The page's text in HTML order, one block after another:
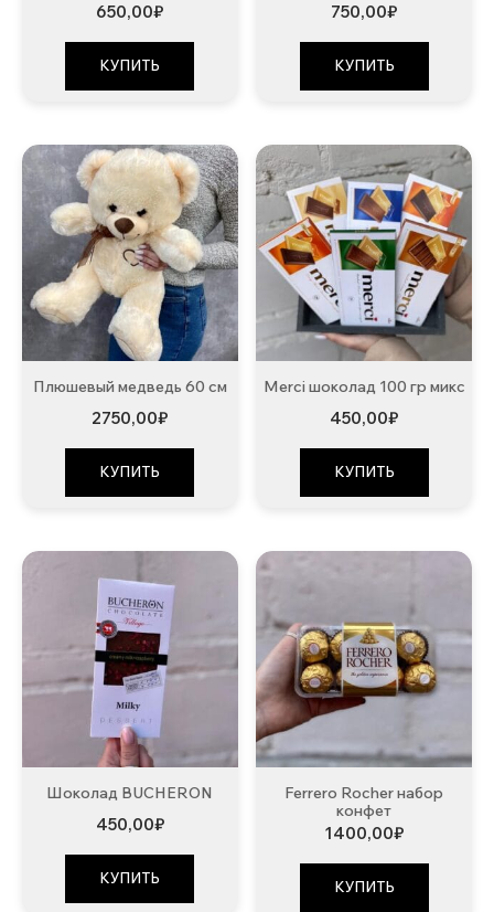
650,00₽
КУПИТЬ
750,00₽
КУПИТЬ
Плюшевый медведь 60 см
2750,00₽
КУПИТЬ
Merci шоколад 100 гр микс
450,00₽
КУПИТЬ
Шоколад BUCHERON
450,00₽
КУПИТЬ
Ferrero Rocher набор
конфет
1400,00₽
КУПИТЬ